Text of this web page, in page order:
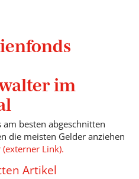
im
besten abgeschnitten
die meisten Gelder anziehen
Link).
Artikel